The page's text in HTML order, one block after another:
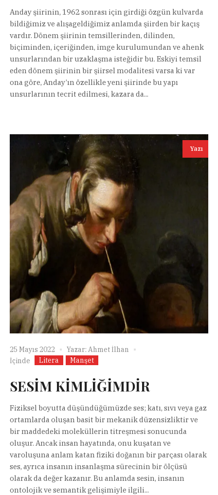
Anday şiirinin, 1962 sonrası için girdiği özgün kulvarda
bildiğimiz ve alışageldiğimiz anlamda şiirden bir kaçış
vardır. Dönem şiirinin temsillerinden, dilinden,
biçiminden, içeriğinden, imge kurulumundan ve ahenk
unsurlarından bir uzaklaşma isteğidir bu. Eskiyi temsil
eden dönem şiirinin bir şiirsel modalitesi varsa ki var
ona göre, Anday’ın özellikle yeni şiirinde bu yapı
unsurlarının tecrit edilmesi, kazara da...
Yazı
25 Mayıs 2022 Yazar: Ahmet İlhan
İçinde
Litera Manşet
SESİM KİMLİĞİMDİR
Fiziksel boyutta düşündüğümüzde ses; katı, sıvı veya gaz
ortamlarda oluşan basit bir mekanik düzensizliktir ve
bir maddedeki moleküllerin titreşmesi sonucunda
oluşur. Ancak insan hayatında, onu kuşatan ve
varoluşuna anlam katan fiziki doğanın bir parçası olarak
ses, ayrıca insanın insanlaşma sürecinin bir ölçüsü
olarak da değer kazanır. Bu anlamda sesin, insanın
ontolojik ve semantik gelişimiyle ilgili...